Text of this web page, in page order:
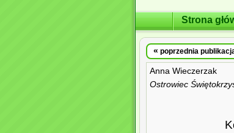
Strona
« poprzednia
Anna Wieczerzak
Ostrowiec